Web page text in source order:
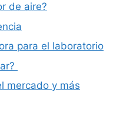
de aire?
para el laboratorio
mercado y más